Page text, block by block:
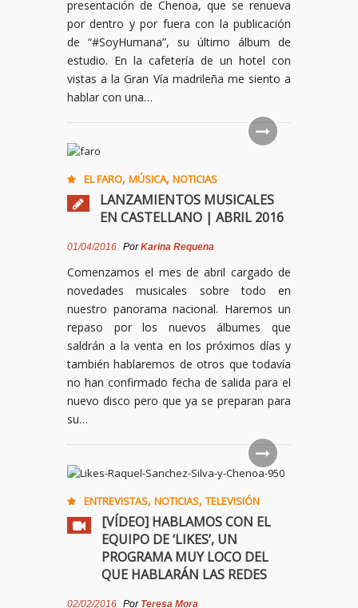
presentación de Chenoa, que se renueva
por dentro y por fuera con la publicación
de “#SoyHumana”, su último álbum de
estudio. En la cafetería de un hotel con
vistas a la Gran Vía madrileña me siento a
hablar con una…
EL FARO, MÚSICA, NOTICIAS
LANZAMIENTOS MUSICALES
EN CASTELLANO | ABRIL 2016
01/04/2016 PorKarina Requena
Comenzamos el mes de abril cargado de
novedades musicales sobre todo en
nuestro panorama nacional. Haremos un
repaso por los nuevos álbumes que
saldrán a la venta en los próximos días y
también hablaremos de otros que todavía
no han confirmado fecha de salida para el
nuevo disco pero que ya se preparan para
su…
ENTREVISTAS, NOTICIAS, TELEVISIÓN
[VÍDEO] HABLAMOS CON EL
EQUIPO DE ‘LIKES’, UN
PROGRAMA MUY LOCO DEL
QUE HABLARÁN LAS REDES
02/02/2016 Por Teresa Mora